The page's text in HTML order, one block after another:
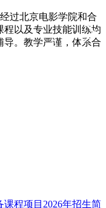
过北京电影学院和合
以及专业技能训练均
导。教学严谨，体系合